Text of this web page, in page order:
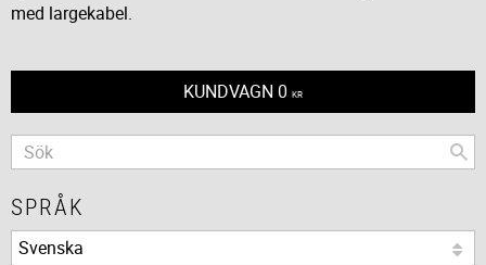
med largekabel.
KUNDVAGN 0 KR
SPRÅK